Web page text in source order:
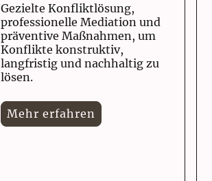
Gezielte Konfliktlösung,
professionelle Mediation und
präventive Maßnahmen, um
Konflikte konstruktiv,
langfristig und nachhaltig zu
lösen.
Mehr erfahren